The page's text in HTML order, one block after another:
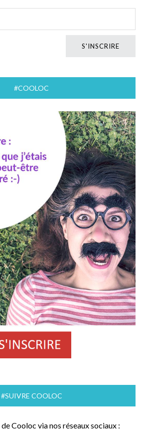
#COOLOC
#SUIVRE COOLOC
Cooloc via nos réseaux sociaux :